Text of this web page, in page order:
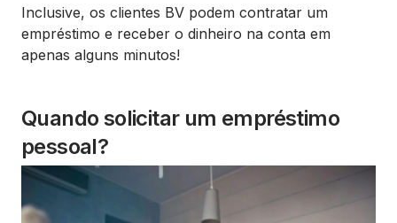
Inclusive, os clientes BV podem contratar um
empréstimo e receber o dinheiro na conta em
apenas alguns minutos!
Quando solicitar um empréstimo
pessoal?